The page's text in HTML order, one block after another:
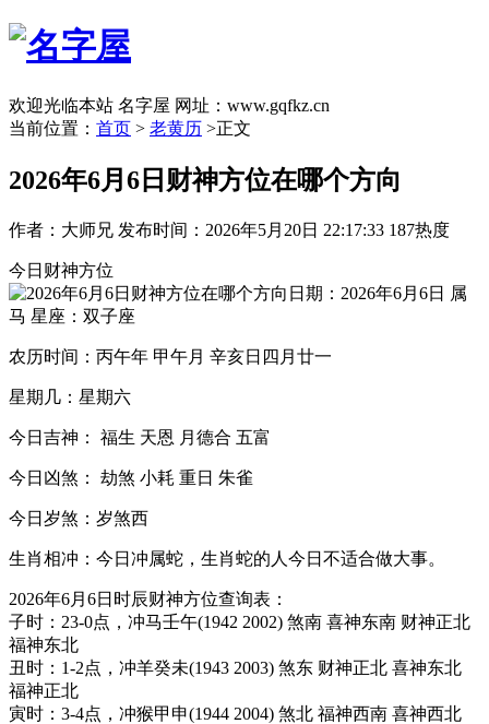
欢迎光临本站 名字屋 网址：www.gqfkz.cn
当前位置： 首页 > 老黄历 >正文
2026年6月6日财神方位在哪个方向
作者：大师兄 发布时间：2026年5月20日 22:17:33 187热度
今日财神方位
日期：2026年6月6日 属
马 星座：双子座
农历时间：丙午年 甲午月 辛亥日四月廿一
星期几：星期六
今日吉神： 福生 天恩 月德合 五富
今日凶煞： 劫煞 小耗 重日 朱雀
今日岁煞：岁煞西
生肖相冲：今日冲属蛇，生肖蛇的人今日不适合做大事。
2026年6月6日时辰财神方位查询表：
子时：23-0点，冲马壬午(1942 2002) 煞南 喜神东南 财神正北
福神东北
丑时：1-2点，冲羊癸未(1943 2003) 煞东 财神正北 喜神东北
福神正北
寅时：3-4点，冲猴甲申(1944 2004) 煞北 福神西南 喜神西北